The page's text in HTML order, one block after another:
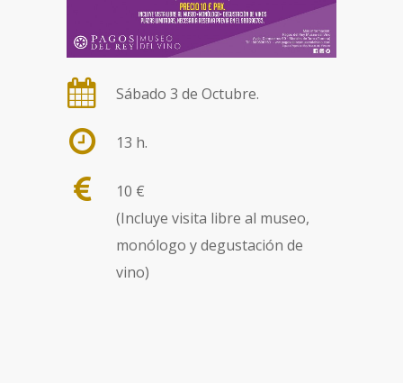
Sábado 3 de Octubre.
13 h.
10 €
(Incluye visita libre al museo,
monólogo y degustación de
vino)